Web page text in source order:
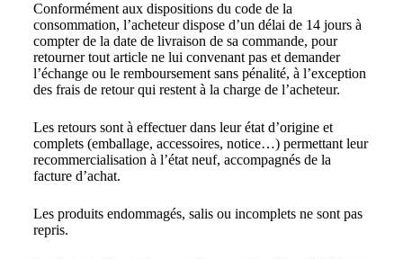
Conformément aux dispositions du code de la
consommation, l’acheteur dispose d’un délai de 14 jours à
compter de la date de livraison de sa commande, pour
retourner tout article ne lui convenant pas et demander
l’échange ou le remboursement sans pénalité, à l’exception
des frais de retour qui restent à la charge de l’acheteur.
Les retours sont à effectuer dans leur état d’origine et
complets (emballage, accessoires, notice…) permettant leur
recommercialisation à l’état neuf, accompagnés de la
facture d’achat.
Les produits endommagés, salis ou incomplets ne sont pas
repris.